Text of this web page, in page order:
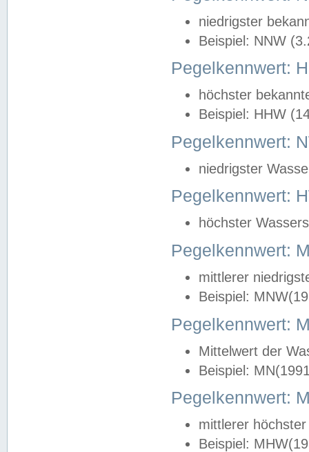
niedrigster
Beispiel: NNW
Pegelkennwert:
höchster
Beispiel: HHW
Pegelkennwert:
niedrigster
Pegelkennwert:
höchster
Pegelkennwert:
mittlerer
Beispiel:
Pegelkennwert:
Mittelwert der
Beispiel:
Pegelkennwert:
mittlerer
Beispiel: